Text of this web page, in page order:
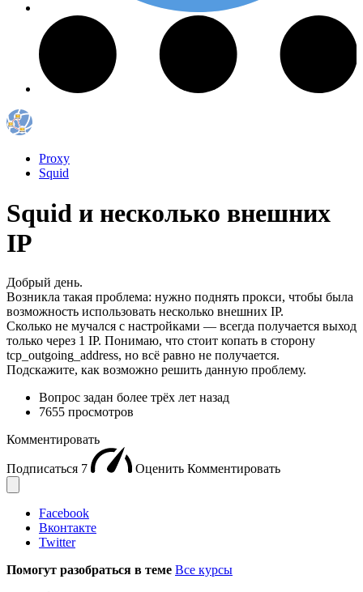
Proxy
Squid
Squid и несколько внешних
IP
Добрый день.
Возникла такая проблема: нужно поднять прокси, чтобы была
возможность использовать несколько внешних IP.
Сколько не мучался с настройками — всегда получается выход
только через 1 IP. Понимаю, что стоит копать в сторону
tcp_outgoing_address, но всё равно не получается.
Подскажите, как возможно решить данную проблему.
Вопрос задан более трёх лет назад
7655 просмотров
Комментировать
Подписаться 7 Оценить Комментировать
Facebook
Вконтакте
Twitter
Помогут разобраться в теме Все курсы